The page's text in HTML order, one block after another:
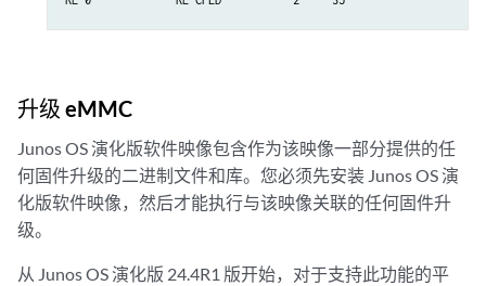
升级 eMMC
Junos OS 演化版软件映像包含作为该映像一部分提供的任
何固件升级的二进制文件和库。您必须先安装 Junos OS 演
化版软件映像，然后才能执行与该映像关联的任何固件升
级。
从 Junos OS 演化版 24.4R1 版开始，对于支持此功能的平